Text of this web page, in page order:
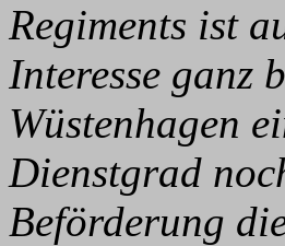
Regiments ist
Interesse ganz
Wüstenhagen
Dienstgrad
Beförderung